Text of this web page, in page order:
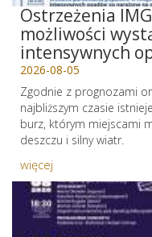
Ostrzeżenia
możliwości
intensywnych
2026-08-05
Zgodnie z prognozami
najbliższym czasie
burz, którym miejscami
deszczu i silny wiatr.
więcej